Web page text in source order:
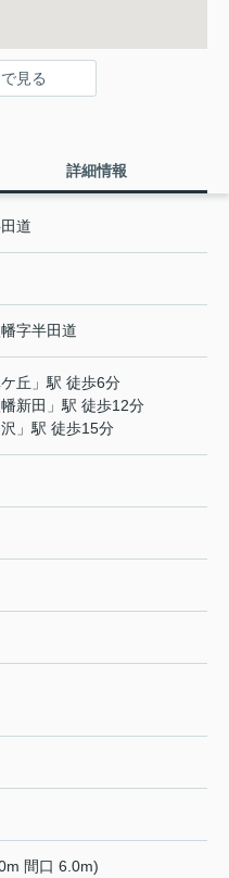
見る
詳細情報
道
字半田道
丘 」駅 徒歩6分
新田 」駅 徒歩12分
」駅 徒歩15分
間口 6.0m)